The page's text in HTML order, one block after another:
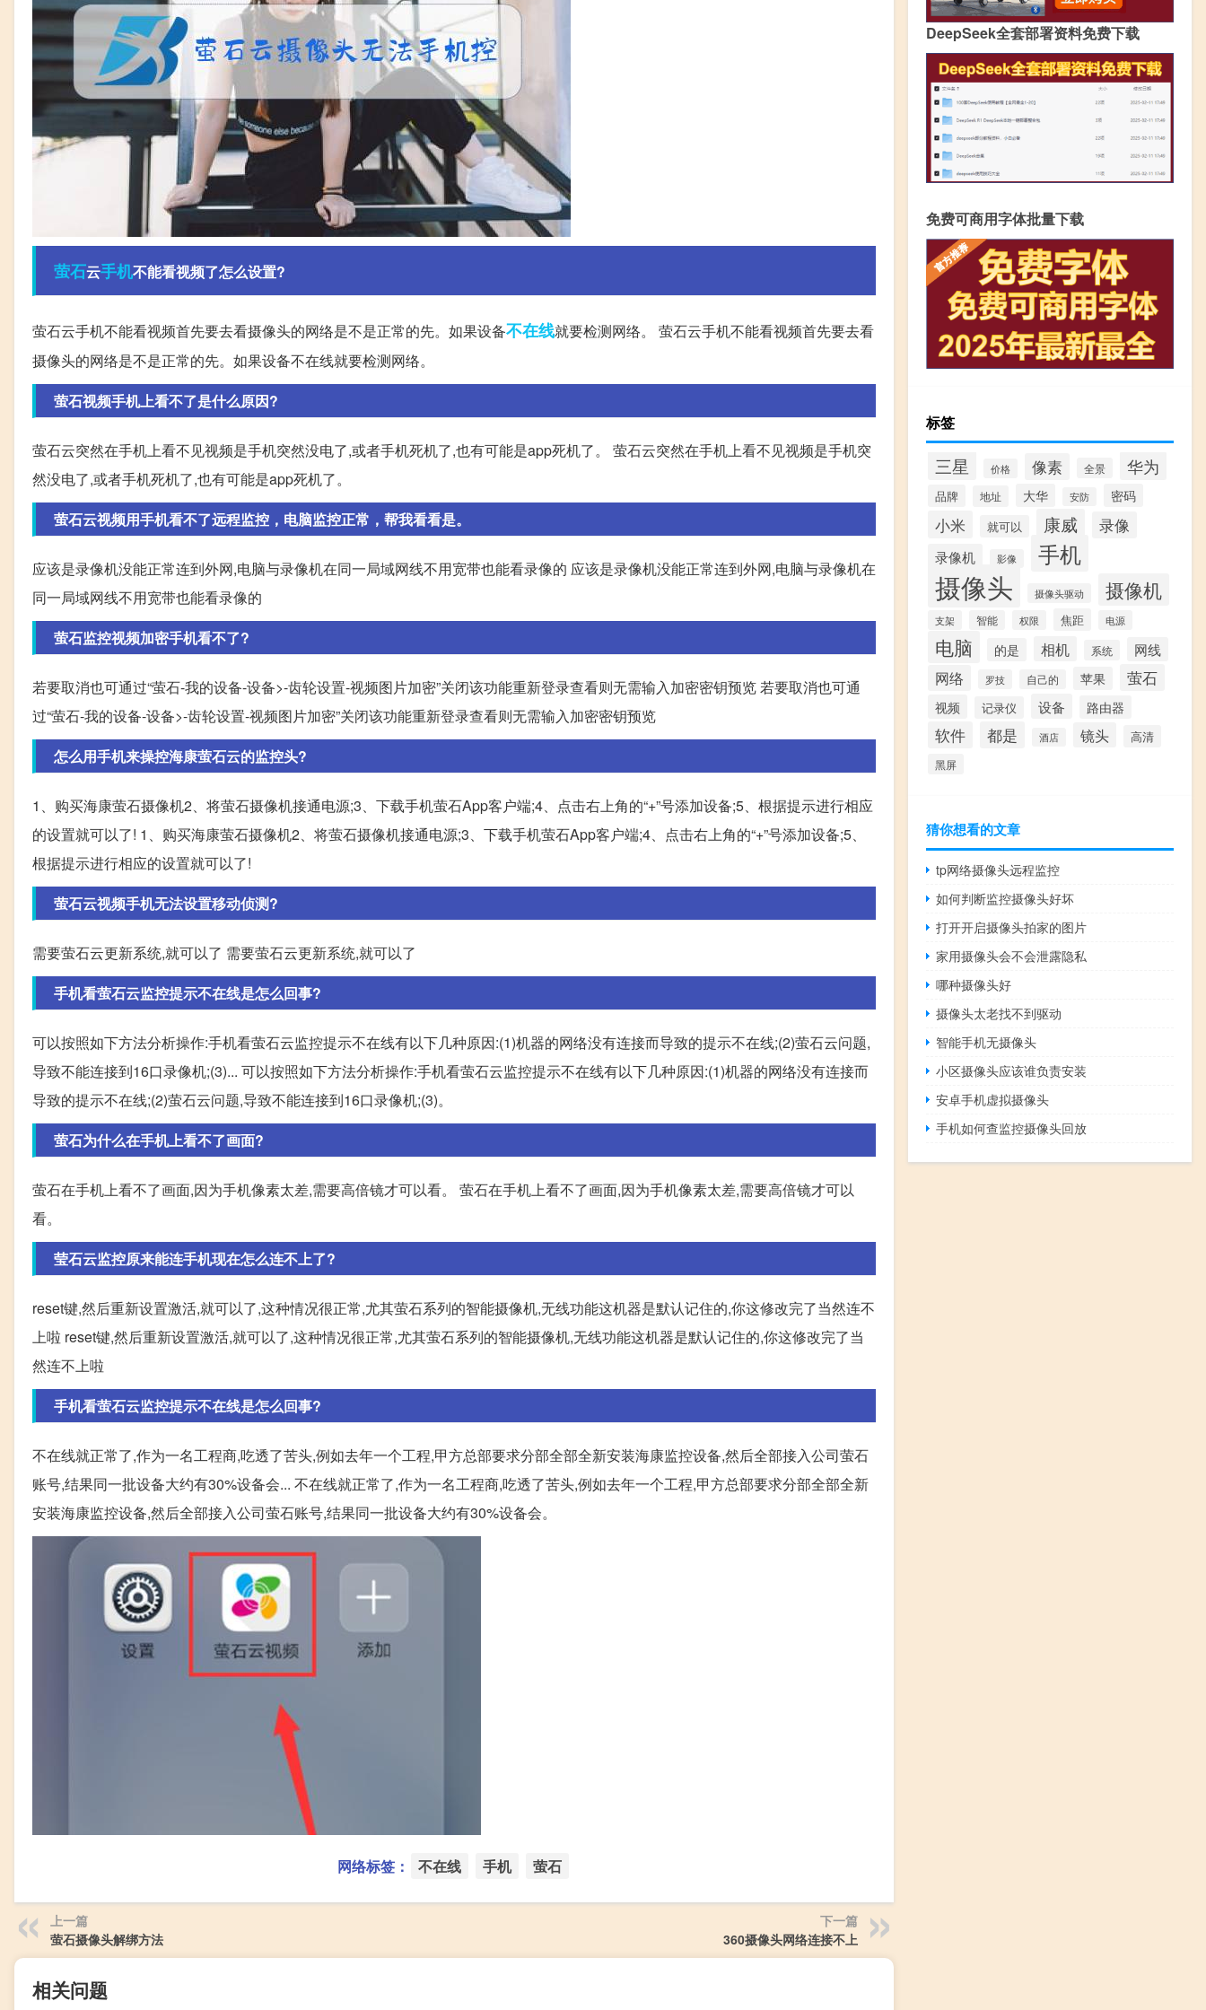
萤石云手机不能看视频了怎么设置?
萤石云手机不能看视频首先要去看摄像头的网络是不是正常的先。如果设备不在线就要检测网络。 萤石云手机不能看视频首先要去看
摄像头的网络是不是正常的先。如果设备不在线就要检测网络。
萤石视频手机上看不了是什么原因?
萤石云突然在手机上看不见视频是手机突然没电了,或者手机死机了,也有可能是app死机了。 萤石云突然在手机上看不见视频是手机突
然没电了,或者手机死机了,也有可能是app死机了。
萤石云视频用手机看不了远程监控，电脑监控正常，帮我看看是。
应该是录像机没能正常连到外网,电脑与录像机在同一局域网线不用宽带也能看录像的 应该是录像机没能正常连到外网,电脑与录像机在
同一局域网线不用宽带也能看录像的
萤石监控视频加密手机看不了?
若要取消也可通过“萤石-我的设备-设备>-齿轮设置-视频图片加密”关闭该功能重新登录查看则无需输入加密密钥预览 若要取消也可通
过“萤石-我的设备-设备>-齿轮设置-视频图片加密”关闭该功能重新登录查看则无需输入加密密钥预览
怎么用手机来操控海康萤石云的监控头?
1、购买海康萤石摄像机2、将萤石摄像机接通电源;3、下载手机萤石App客户端;4、点击右上角的“+”号添加设备;5、根据提示进行相应
的设置就可以了! 1、购买海康萤石摄像机2、将萤石摄像机接通电源;3、下载手机萤石App客户端;4、点击右上角的“+”号添加设备;5、
根据提示进行相应的设置就可以了!
萤石云视频手机无法设置移动侦测?
需要萤石云更新系统,就可以了 需要萤石云更新系统,就可以了
手机看萤石云监控提示不在线是怎么回事?
可以按照如下方法分析操作:手机看萤石云监控提示不在线有以下几种原因:(1)机器的网络没有连接而导致的提示不在线;(2)萤石云问题,
导致不能连接到16口录像机;(3)... 可以按照如下方法分析操作:手机看萤石云监控提示不在线有以下几种原因:(1)机器的网络没有连接而
导致的提示不在线;(2)萤石云问题,导致不能连接到16口录像机;(3)。
萤石为什么在手机上看不了画面?
萤石在手机上看不了画面,因为手机像素太差,需要高倍镜才可以看。 萤石在手机上看不了画面,因为手机像素太差,需要高倍镜才可以
看。
莹石云监控原来能连手机现在怎么连不上了?
reset键,然后重新设置激活,就可以了,这种情况很正常,尤其萤石系列的智能摄像机,无线功能这机器是默认记住的,你这修改完了当然连不
上啦 reset键,然后重新设置激活,就可以了,这种情况很正常,尤其萤石系列的智能摄像机,无线功能这机器是默认记住的,你这修改完了当
然连不上啦
手机看萤石云监控提示不在线是怎么回事?
不在线就正常了,作为一名工程商,吃透了苦头,例如去年一个工程,甲方总部要求分部全部全新安装海康监控设备,然后全部接入公司萤石
账号,结果同一批设备大约有30%设备会... 不在线就正常了,作为一名工程商,吃透了苦头,例如去年一个工程,甲方总部要求分部全部全新
安装海康监控设备,然后全部接入公司萤石账号,结果同一批设备大约有30%设备会。
网络标签： 不在线 手机 萤石
上一篇
萤石摄像头解绑方法
下一篇
360摄像头网络连接不上
相关问题
DeepSeek全套部署资料免费下载
免费可商用字体批量下载
标签
三星 价格 像素 全景 华为
品牌 地址 大华 安防 密码
小米 就可以 康威 录像
录像机 影像 手机
摄像头 摄像头驱动 摄像机
支架 智能 权限 焦距 电源
电脑 的是 相机 系统 网线
网络 罗技 自己的 苹果 萤石
视频 记录仪 设备 路由器
软件 都是 酒店 镜头 高清
黑屏
猜你想看的文章
tp网络摄像头远程监控
如何判断监控摄像头好坏
打开开启摄像头拍家的图片
家用摄像头会不会泄露隐私
哪种摄像头好
摄像头太老找不到驱动
智能手机无摄像头
小区摄像头应该谁负责安装
安卓手机虚拟摄像头
手机如何查监控摄像头回放